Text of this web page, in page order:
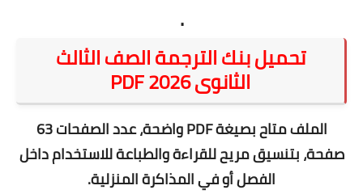
.
تحميل بنك الترجمة الصف الثالث
الثانوى 2026 PDF
الملف متاح بصيغةPDFواضحة، عدد الصفحات63
صفحة، بتنسيق مريح للقراءة والطباعة للاستخدام داخل
الفصل أو في المذاكرة المنزلية.